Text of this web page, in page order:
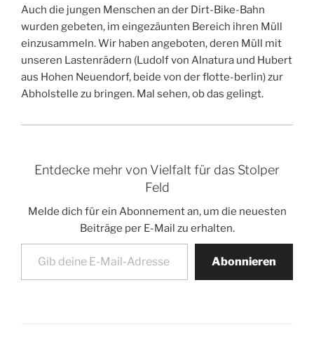
Auch die jungen Menschen an der Dirt-Bike-Bahn
wurden gebeten, im eingezäunten Bereich ihren Müll
einzusammeln. Wir haben angeboten, deren Müll mit
unseren Lastenrädern (Ludolf von Alnatura und Hubert
aus Hohen Neuendorf, beide von der flotte-berlin) zur
Abholstelle zu bringen. Mal sehen, ob das gelingt.
Entdecke mehr von Vielfalt für das Stolper
Feld
Melde dich für ein Abonnement an, um die neuesten
Beiträge per E-Mail zu erhalten.
Gib deine E-Mail-Adresse ein ...
Abonnieren